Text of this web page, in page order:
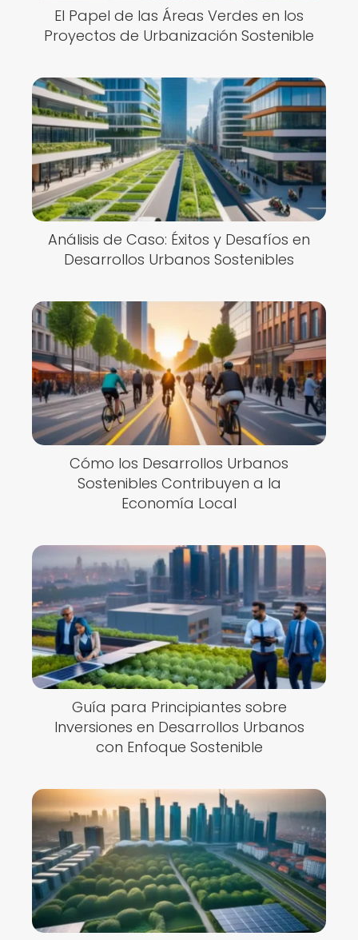
El Papel de las Áreas Verdes en los
Proyectos de Urbanización Sostenible
Análisis de Caso: Éxitos y Desafíos en
Desarrollos Urbanos Sostenibles
Cómo los Desarrollos Urbanos
Sostenibles Contribuyen a la
Economía Local
Guía para Principiantes sobre
Inversiones en Desarrollos Urbanos
con Enfoque Sostenible